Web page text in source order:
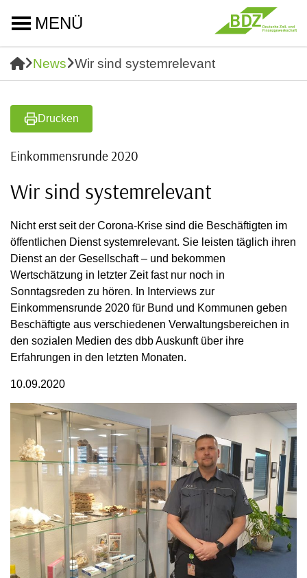
MENÜ
News Wir sind systemrelevant
Drucken
Einkommensrunde 2020
Wir sind systemrelevant
Nicht erst seit der Corona-Krise sind die Beschäftigten im
öffentlichen Dienst systemrelevant. Sie leisten täglich ihren
Dienst an der Gesellschaft – und bekommen
Wertschätzung in letzter Zeit fast nur noch in
Sonntagsreden zu hören. In Interviews zur
Einkommensrunde 2020 für Bund und Kommunen geben
Beschäftigte aus verschiedenen Verwaltungsbereichen in
den sozialen Medien des dbb Auskunft über ihre
Erfahrungen in den letzten Monaten.
10.09.2020